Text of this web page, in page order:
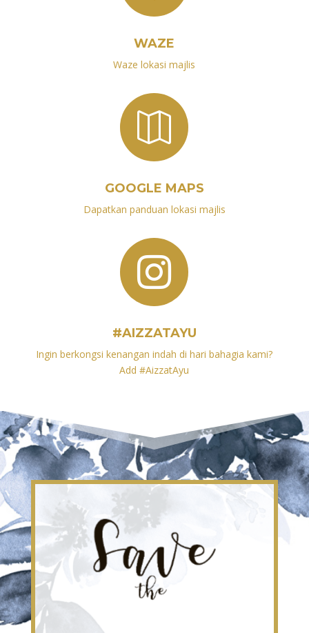
WAZE
Waze lokasi majlis

GOOGLE MAPS
Dapatkan panduan lokasi majlis

#AIZZATAYU
Ingin berkongsi kenangan indah di hari bahagia kami?
Add #AizzatAyu